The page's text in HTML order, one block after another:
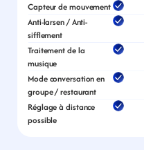
Capteur de mouvement
Anti-larsen / Anti-
sifflement
Traitement de la
musique
Mode conversation en
groupe / restaurant
Réglage à distance
possible